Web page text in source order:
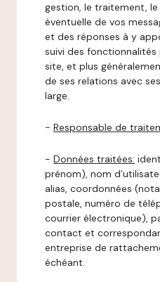
gestion, le traitement,
éventuelle de vos
et des réponses à y
suivi des fonctionnalités
site, et plus
de ses relations avec
large.
- Responsable de
- Données traitées:
prénom), nom
alias, coordonnées
postale, numéro de
courrier électronique),
contact et
entreprise de
échéant.